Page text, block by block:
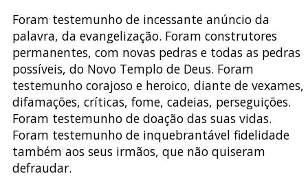
Foram testemunho de incessante anúncio da
palavra, da evangelização. Foram construtores
permanentes, com novas pedras e todas as pedras
possíveis, do Novo Templo de Deus. Foram
testemunho corajoso e heroico, diante de vexames,
difamações, críticas, fome, cadeias, perseguições.
Foram testemunho de doação das suas vidas.
Foram testemunho de inquebrantável fidelidade
também aos seus irmãos, que não quiseram
defraudar.